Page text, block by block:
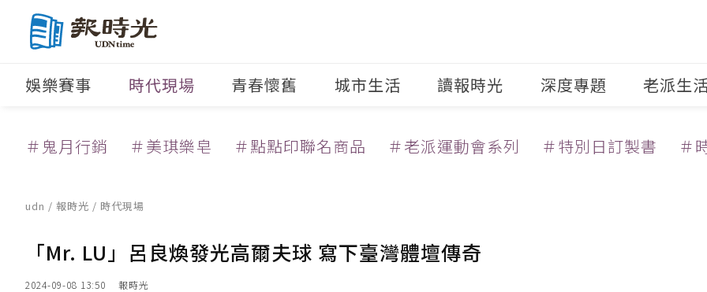
娛樂賽事 時代現場 青春懷舊 城市生活 讀報時光 深度專題 老派生
＃鬼月行銷 ＃美琪樂皂 ＃點點印聯名商品 ＃老派運動會系列 ＃特別日訂製書 ＃
udn / 報時光 / 時代現場
「Mr. LU」呂良煥發光高爾夫球 寫下臺灣體壇傳奇
2024-09-08 13:50 報時光